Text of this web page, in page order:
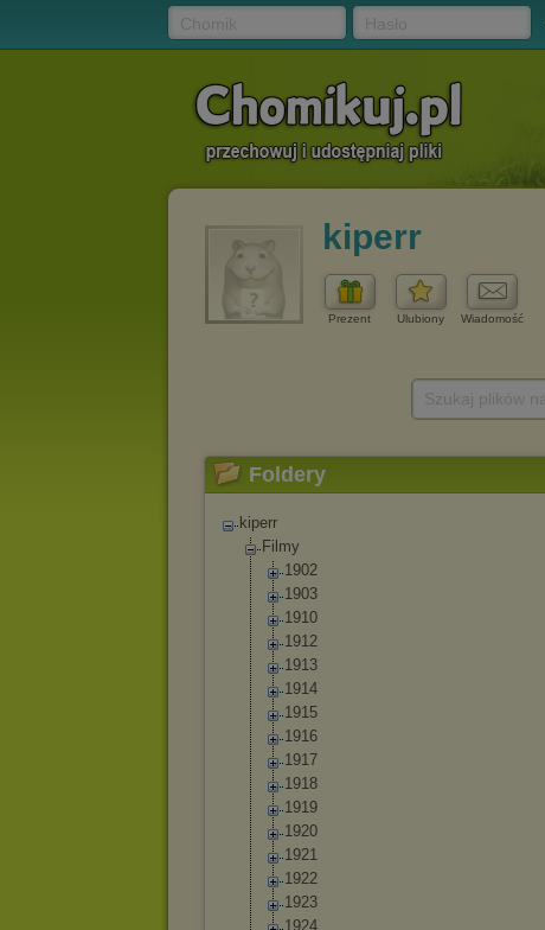
kiperr
Prezent Ulubiony Wiadomość
Foldery
kiperr
Filmy
1902
1903
1910
1912
1913
1914
1915
1916
1917
1918
1919
1920
1921
1922
1923
1924